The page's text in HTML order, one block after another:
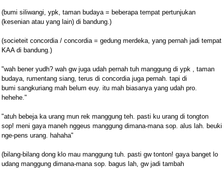
(bumi siliwangi, ypk, taman budaya = beberapa tempat pertunjukan
(kesenian atau yang lain) di bandung.)
(societeit concordia / concordia = gedung merdeka, yang pernah jadi tempat
KAA di bandung.)
"wah bener yudh? wah gw juga udah pernah tuh manggung di ypk , taman
budaya, rumentang siang, terus di concordia juga pernah. tapi di
bumi sangkuriang mah belum euy. itu mah biasanya yang udah pro.
hehehe."
"atuh bebeja ka urang mun rek manggung teh. pasti ku urang di tongton
sop! meni gaya maneh nggeus manggung dimana-mana sop. alus lah. beuki
nge-pens urang. hahaha"
(bilang-bilang dong klo mau manggung tuh. pasti gw tonton! gaya banget lo
udang manggung dimana-mana sop. bagus lah, gw jadi tambah